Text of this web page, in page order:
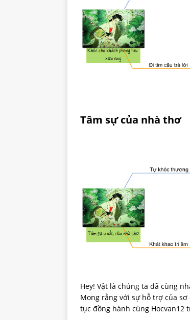
Tâm sự của nhà thơ
Hey! Vật là chúng ta đã cùng
Mong rằng với sự hỗ trợ của
tục đồng hành cùng Hocvan12